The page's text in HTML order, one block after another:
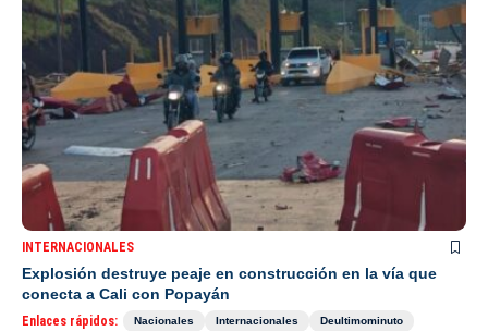
INTERNACIONALES
Explosión destruye peaje en construcción en la vía que
conecta a Cali con Popayán
Enlaces rápidos: Nacionales Internacionales
Deultimominuto